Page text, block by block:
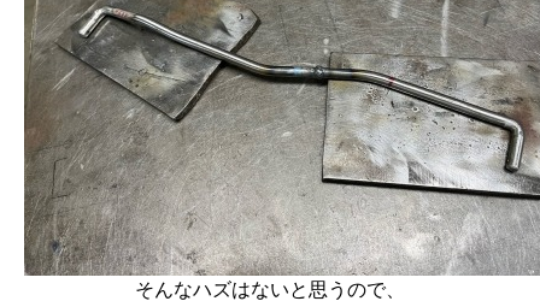
そんなハズはないと思うので、